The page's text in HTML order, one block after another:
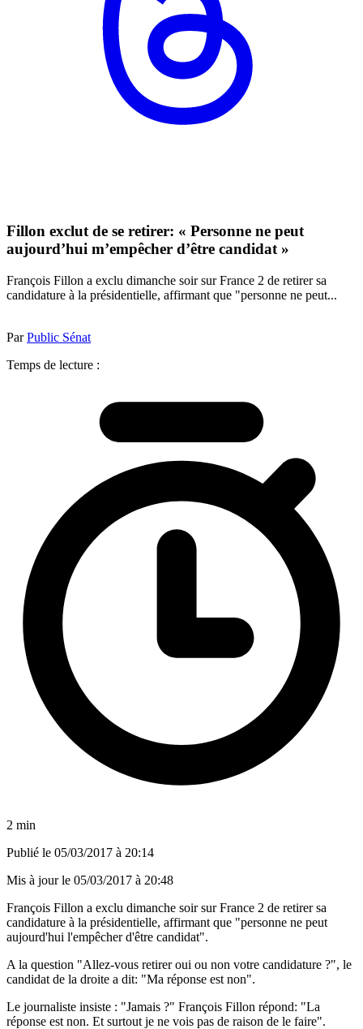
Fillon exclut de se retirer: « Personne ne peut
aujourd’hui m’empêcher d’être candidat »
François Fillon a exclu dimanche soir sur France 2 de retirer sa
candidature à la présidentielle, affirmant que "personne ne peut...
ParPublic Sénat
Temps de lecture :
2 min
Publié le 05/03/2017 à 20:14
Mis à jour le 05/03/2017 à 20:48
François Fillon a exclu dimanche soir sur France 2 de retirer sa
candidature à la présidentielle, affirmant que "personne ne peut
aujourd'hui l'empêcher d'être candidat".
A la question "Allez-vous retirer oui ou non votre candidature ?", le
candidat de la droite a dit: "Ma réponse est non".
Le journaliste insiste : "Jamais ?" François Fillon répond: "La
réponse est non. Et surtout je ne vois pas de raison de le faire".